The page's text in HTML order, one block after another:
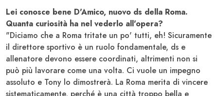
Lei conosce bene D'Amico, nuovo ds della Roma.
Quanta curiosità ha nel vederlo all'opera?
"Diciamo che a Roma tritate un po' tutti, eh! Sicuramente
il direttore sportivo è un ruolo fondamentale, ds e
allenatore devono essere coordinati, altrimenti non si
può più lavorare come una volta. Ci vuole un impegno
assoluto e Tony lo dimostrerà. La Roma merita di vincere
sistematicamente, perché è una città troppo bella e